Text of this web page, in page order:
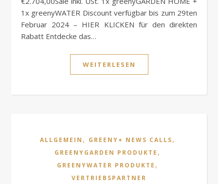
1x greenyWATER Discount verfügbar bis zum 29ten
Februar 2024 – HIER KLICKEN für den direkten
Rabatt Entdecke das…
WEITERLESEN
ALLGEMEIN , GREENY+ NEWS CALLS,
GREENYGARDEN PRODUKTE ,
GREENYWATER PRODUKTE ,
VERTRIEBSPARTNER